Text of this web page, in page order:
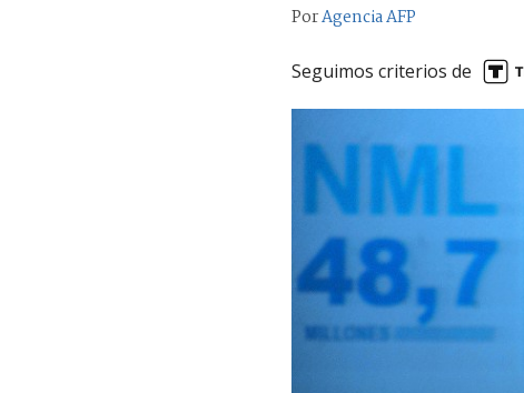
PorAgencia AFP
Seguimos criterios de